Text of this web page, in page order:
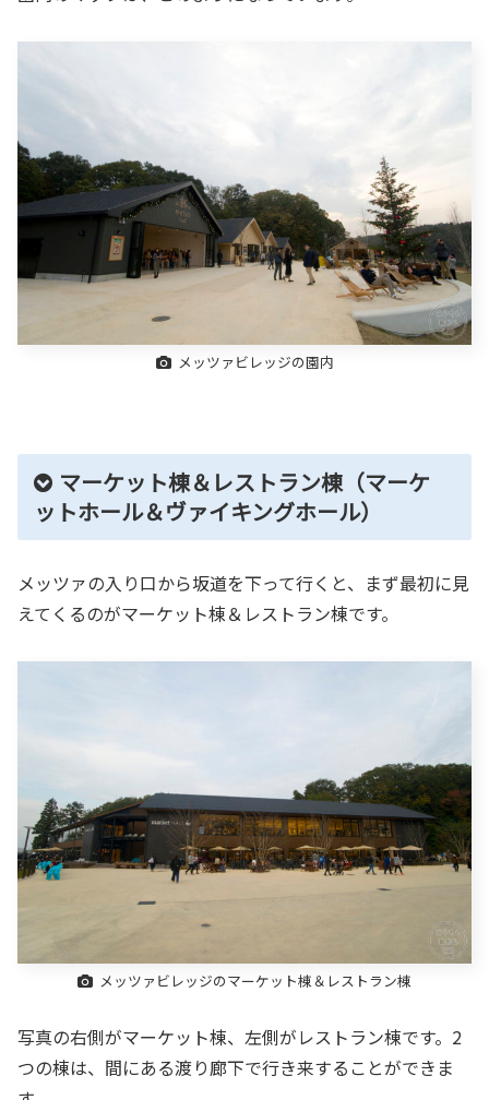
メッツァビレッジの園内
マーケット棟＆レストラン棟（マーケ
ットホール＆ヴァイキングホール）
メッツァの入り口から坂道を下って行くと、まず最初に見
えてくるのがマーケット棟＆レストラン棟です。
メッツァビレッジのマーケット棟＆レストラン棟
写真の右側がマーケット棟、左側がレストラン棟です。2
つの棟は、間にある渡り廊下で行き来することができま